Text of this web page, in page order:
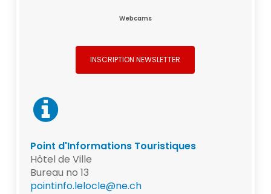
Webcams
INSCRIPTION NEWSLETTER
Point d'Informations Touristiques
Hôtel de Ville
Bureau no 13
pointinfo.lelocle@ne.ch